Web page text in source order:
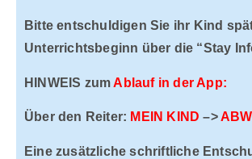
Bitte entschuldigen Sie ihr Kind
Unterrichtsbeginn über die “Stay
HINWEIS zumAblauf in der App:
Über den Reiter: MEIN KIND –>
Eine zusätzliche schriftliche